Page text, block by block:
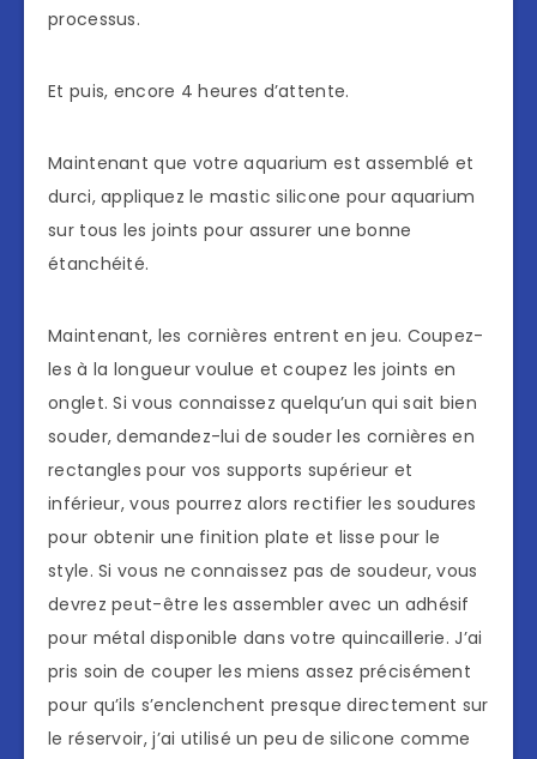
processus.
Et puis, encore 4 heures d’attente.
Maintenant que votre aquarium est assemblé et
durci, appliquez le mastic silicone pour aquarium
sur tous les joints pour assurer une bonne
étanchéité.
Maintenant, les cornières entrent en jeu. Coupez-
les à la longueur voulue et coupez les joints en
onglet. Si vous connaissez quelqu’un qui sait bien
souder, demandez-lui de souder les cornières en
rectangles pour vos supports supérieur et
inférieur, vous pourrez alors rectifier les soudures
pour obtenir une finition plate et lisse pour le
style. Si vous ne connaissez pas de soudeur, vous
devrez peut-être les assembler avec un adhésif
pour métal disponible dans votre quincaillerie. J’ai
pris soin de couper les miens assez précisément
pour qu’ils s’enclenchent presque directement sur
le réservoir, j’ai utilisé un peu de silicone comme